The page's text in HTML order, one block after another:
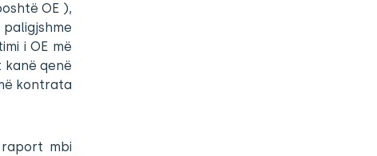
OE ),
i OE më
kanë qenë
kontrata
mbi